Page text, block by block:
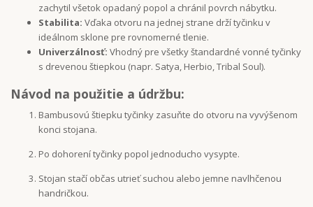
zachytil všetok opadaný popol a chránil povrch nábytku.
Stabilita: Vďaka otvoru na jednej strane drží tyčinku v
ideálnom sklone pre rovnomerné tlenie.
Univerzálnosť: Vhodný pre všetky štandardné vonné tyčinky
s drevenou štiepkou (napr. Satya, Herbio, Tribal Soul).
Návod na použitie a údržbu:
Bambusovú štiepku tyčinky zasuňte do otvoru na vyvýšenom
konci stojana.
Po dohorení tyčinky popol jednoducho vysypte.
Stojan stačí občas utrieť suchou alebo jemne navlhčenou
handričkou.